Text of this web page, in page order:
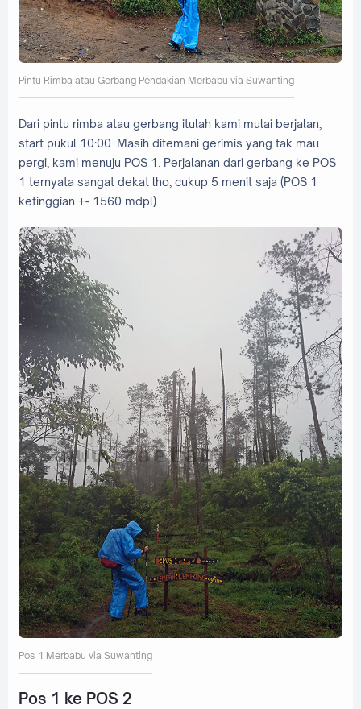
Pintu Rimba atau Gerbang Pendakian Merbabu via Suwanting
Dari pintu rimba atau gerbang itulah kami mulai berjalan,
start pukul 10:00. Masih ditemani gerimis yang tak mau
pergi, kami menuju POS 1. Perjalanan dari gerbang ke POS
1 ternyata sangat dekat lho, cukup 5 menit saja (POS 1
ketinggian +- 1560 mdpl).
Pos 1 Merbabu via Suwanting
Pos 1 ke POS 2